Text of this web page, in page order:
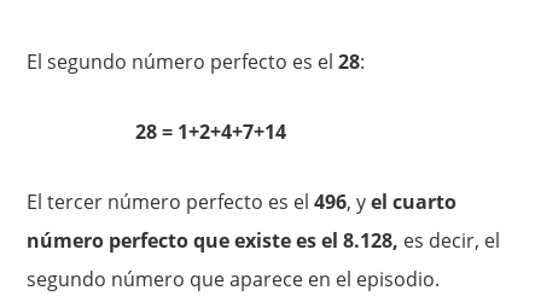
El segundo número perfecto es el28:
28 = 1+2+4+7+14
El tercer número perfecto es el496, yel cuarto
número perfecto que existe es el 8.128, es decir, el
segundo número que aparece en el episodio.